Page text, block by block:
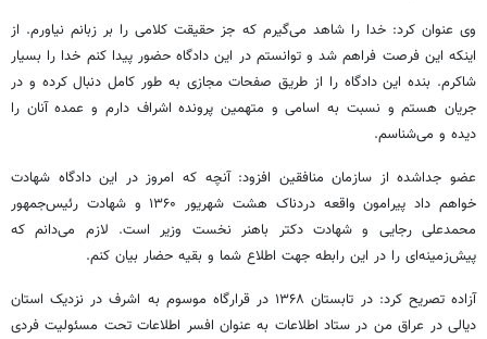
وی عنوان کرد: خدا را شاهد می‌گیرم که جز حقیقت کلامی را بر زبانم نیاورم. از
اینکه این فرصت فراهم شد و توانستم در این دادگاه حضور پیدا کنم خدا را بسیار
شاکرم. بنده این دادگاه را از طریق صفحات مجازی به طور کامل دنبال کرده و در
جریان هستم و نسبت به اسامی و متهمین پرونده اشراف دارم و عمده آنان را
دیده و می‌شناسم.
عضو جداشده از سازمان منافقین افزود: آنچه که امروز در این دادگاه شهادت
خواهم داد پیرامون واقعه دردناک هشت شهریور ۱۳۶۰ و شهادت رئیس‌جمهور
محمدعلی رجایی و شهادت دکتر باهنر نخست وزیر است. لازم می‌دانم که
پیش‌زمینه‌ای را در این رابطه جهت اطلاع شما و بقیه حضار بیان کنم.
آزاده تصریح کرد: در تابستان ۱۳۶۸ در قرارگاه موسوم به اشرف در نزدیک استان
دیالی در عراق من در ستاد اطلاعات به عنوان افسر اطلاعات تحت مسئولیت فردی